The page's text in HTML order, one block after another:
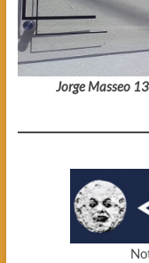
Jorge Masseo